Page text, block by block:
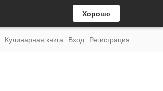
Хорошо
Кулинарная книга Вход Регистрация